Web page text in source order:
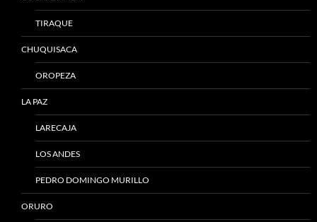
TIRAQUE
CHUQUISACA
OROPEZA
LA PAZ
LARECAJA
LOS ANDES
PEDRO DOMINGO MURILLO
ORURO